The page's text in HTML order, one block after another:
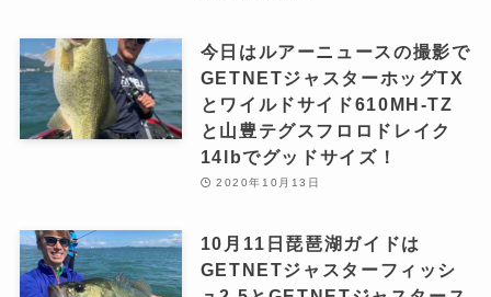
今日はルアーニュースの撮影で
GETNETジャスターホッグTX
とワイルドサイド610MH-TZ
と山豊テグスフロロドレイク
14lbでグッドサイズ！
2020年10月13日
10月11日琵琶湖ガイドは
GETNETジャスターフィッシ